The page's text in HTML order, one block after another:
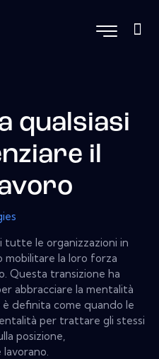
qualsiasi
il
tutte le organizzazioni in
la loro forza
Questa transizione ha
abbracciare la mentalità
è definita come quando le
per trattare gli stessi
posizione,